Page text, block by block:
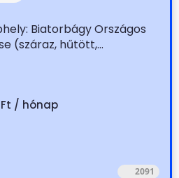
Biatorbágy Országos
(száraz, hűtött,...
/ hónap
2091